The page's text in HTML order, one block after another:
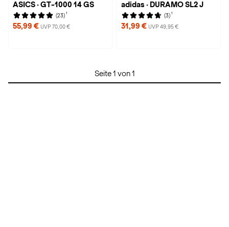
ASICS · GT-1000 14 GS
(23) 1
55,99 € UVP 70,00 €
adidas · DURAMO SL2 J
(3) 1
31,99 € UVP 49,95 €
Seite 1 von 1